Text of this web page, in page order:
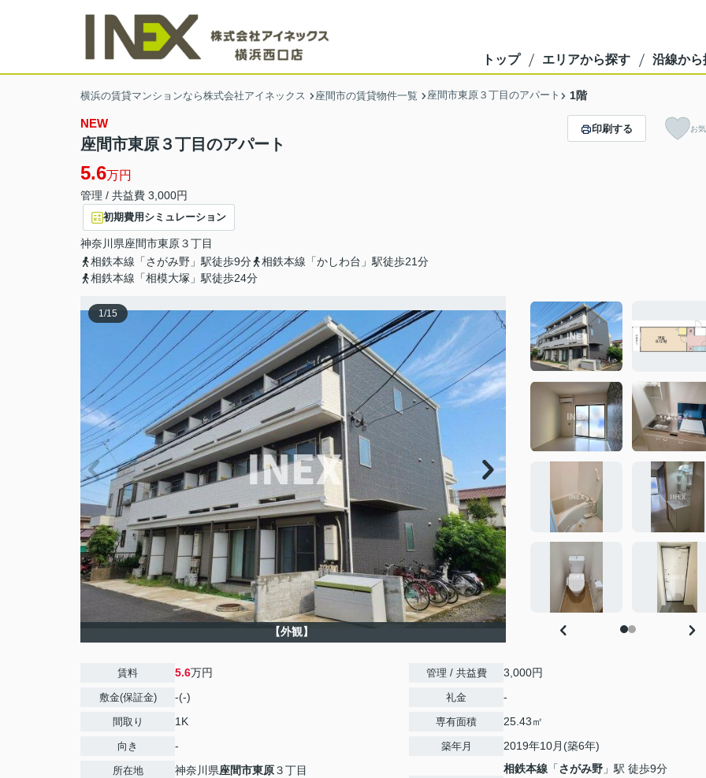
トップ エリアから探す 沿線から
横浜の賃貸マンションなら株式会社アイネックス 座間市の賃貸物件一覧 座間市東原３丁目のアパート 1階
NEW
座間市東原３丁目のアパート
5.6万円
管理 / 共益費 3,000円
初期費用シミュレーション
神奈川県座間市東原３丁目
相鉄本線「さがみ野」駅徒歩9分
相鉄本線「かしわ台」駅徒歩21分
相鉄本線「相模大塚」駅徒歩24分
印刷する お
1/15
【外観】
賃料 5.6万円
敷金(保証金) -(-)
間取り 1K
向き -
所在地 神奈川県座間市東原３丁目
管理 / 共益費 3,000円
礼金 -
専有面積 25.43㎡
築年月 2019年10月(築6年)
相鉄本線 「さがみ野 」駅 徒歩9分